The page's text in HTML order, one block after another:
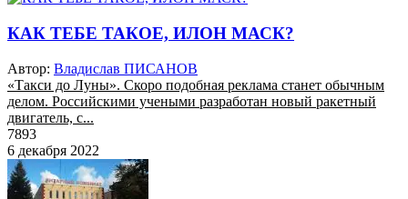
КАК ТЕБЕ ТАКОЕ, ИЛОН МАСК?
Автор: Владислав ПИСАНОВ
«Такси до Луны». Скоро подобная реклама станет обычным
делом. Российскими учеными разработан новый ракетный
двигатель, с...
7893
6 декабря 2022